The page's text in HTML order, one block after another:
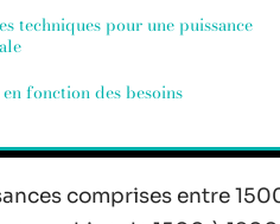
techniques pour une puissance
fonction des besoins
comprises entre